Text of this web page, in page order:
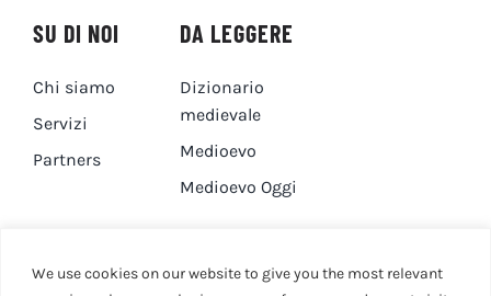
We use cookies on our website to give you the most relevant
SU DI NOI
Chi siamo
Servizi
Partners
DA LEGGERE
Dizionario
medievale
Medioevo
Medioevo Oggi
DA GUARDARE CONTATTI